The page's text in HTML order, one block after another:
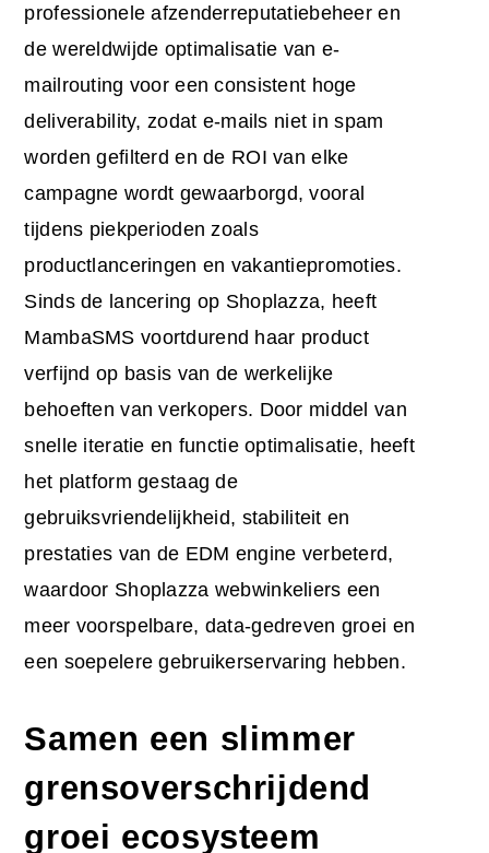
professionele afzenderreputatiebeheer en
de wereldwijde optimalisatie van e-
mailrouting voor een consistent hoge
deliverability, zodat e-mails niet in spam
worden gefilterd en de ROI van elke
campagne wordt gewaarborgd, vooral
tijdens piekperioden zoals
productlanceringen en vakantiepromoties.
Sinds de lancering op Shoplazza, heeft
MambaSMS voortdurend haar product
verfijnd op basis van de werkelijke
behoeften van verkopers. Door middel van
snelle iteratie en functie optimalisatie, heeft
het platform gestaag de
gebruiksvriendelijkheid, stabiliteit en
prestaties van de EDM engine verbeterd,
waardoor Shoplazza webwinkeliers een
meer voorspelbare, data-gedreven groei en
een soepelere gebruikerservaring hebben.
Samen een slimmer
grensoverschrijdend
groei ecosysteem